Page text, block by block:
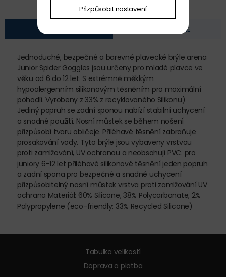
FOTOGALERIE
Jednoduché, bezpečné a barevné plavecké brýle arena
Junior Spider Goggles jsou určeny pro mladé plavce ve
věku od 6 do 12 let. S extrémně měkkým
hypoalergenním silikonovým těsněním pro maximální
pohodlí. Vyrobeny z 33% z recyklovaného Silikonu)
Jediný popruh se zadní sponou nabízí stabilní uchycení
a snadné použití. Nosní můstek se během nošení
přizpůsobí tvaru obličeje. Přiléhavé těsnění zabraňuje
prosakování vody. Tyto brýle jsou vybaveny vrstvou
proti zamlžování, UV ochranou a neobsahují PVC. pro
juniory 6-12 let přiléhavé silikonové těsnění jeden popruh
a zadní spona pro bezpečné a snadné uchycení
přizpůsobitelný nosní můstek vrstva proti zamlžování UV
ochrana Materiál: 60% Silicone, 38% Polycarbonate, 2%
Polypropylene (eco-friendly: 33% Recycled Silicone)
Tabulka velikostí
Doprava a platba
Přizpůsobit nastavení